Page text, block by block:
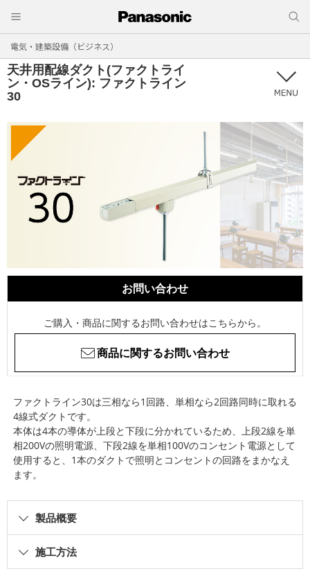
電気・建築設備（ビジネス）
天井用配線ダクト(ファクトライ
ン・OSライン): ファクトライン
30
お問い合わせ
ご購入・商品に関するお問い合わせはこちらから。
商品に関するお問い合わせ
ファクトライン30は三相なら1回路、単相なら2回路同時に取れる
4線式ダクトです。
本体は4本の導体が上段と下段に分かれているため、上段2線を単
相200Vの照明電源、下段2線を単相100Vのコンセント電源として
使用すると、1本のダクトで照明とコンセントの回路をまかなえ
ます。
製品概要
施工方法